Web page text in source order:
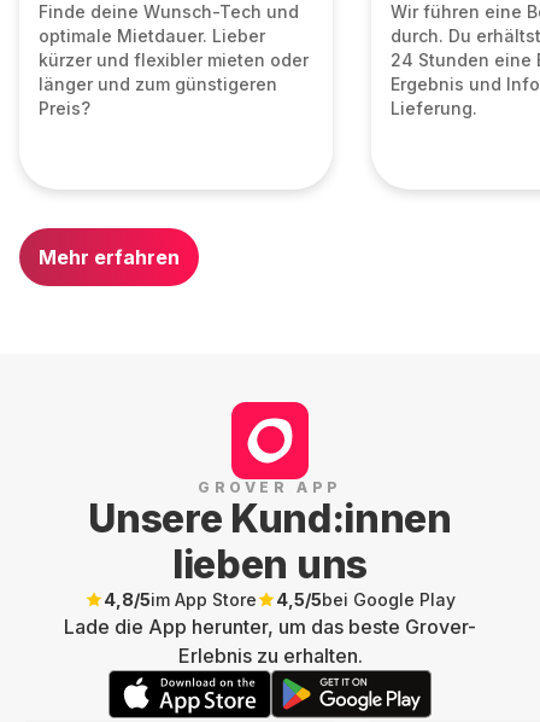
Finde deine Wunsch-Tech und
optimale Mietdauer. Lieber
kürzer und flexibler mieten oder
länger und zum günstigeren
Preis?
Wir führen eine
durch. Du
24 Stunden eine
Ergebnis und
Lieferung.
Mehr erfahren
GROVER APP
Unsere Kund:innen
lieben uns
4,8/5im App Store 4,5/5bei Google Play
Lade die App herunter, um das beste Grover-
Erlebnis zu erhalten.